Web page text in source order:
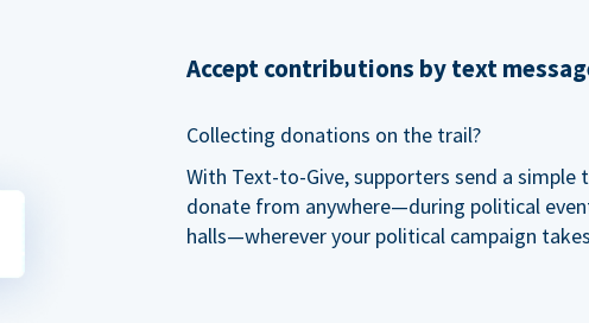
Accept contributions by text
Collecting donations on the trail?
With Text-to-Give, supporters send a simple
donate from anywhere—during political
halls—wherever your political campaign